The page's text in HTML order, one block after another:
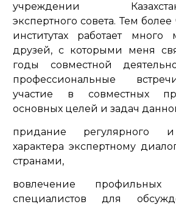
учреждении
экспертного совета. Тем более
институтах работает
друзей, с которыми меня
годы совместной
профессиональные
участие в совместных
основных целей и задач
придание регулярного
характера экспертному
странами,
вовлечение
специалистов для